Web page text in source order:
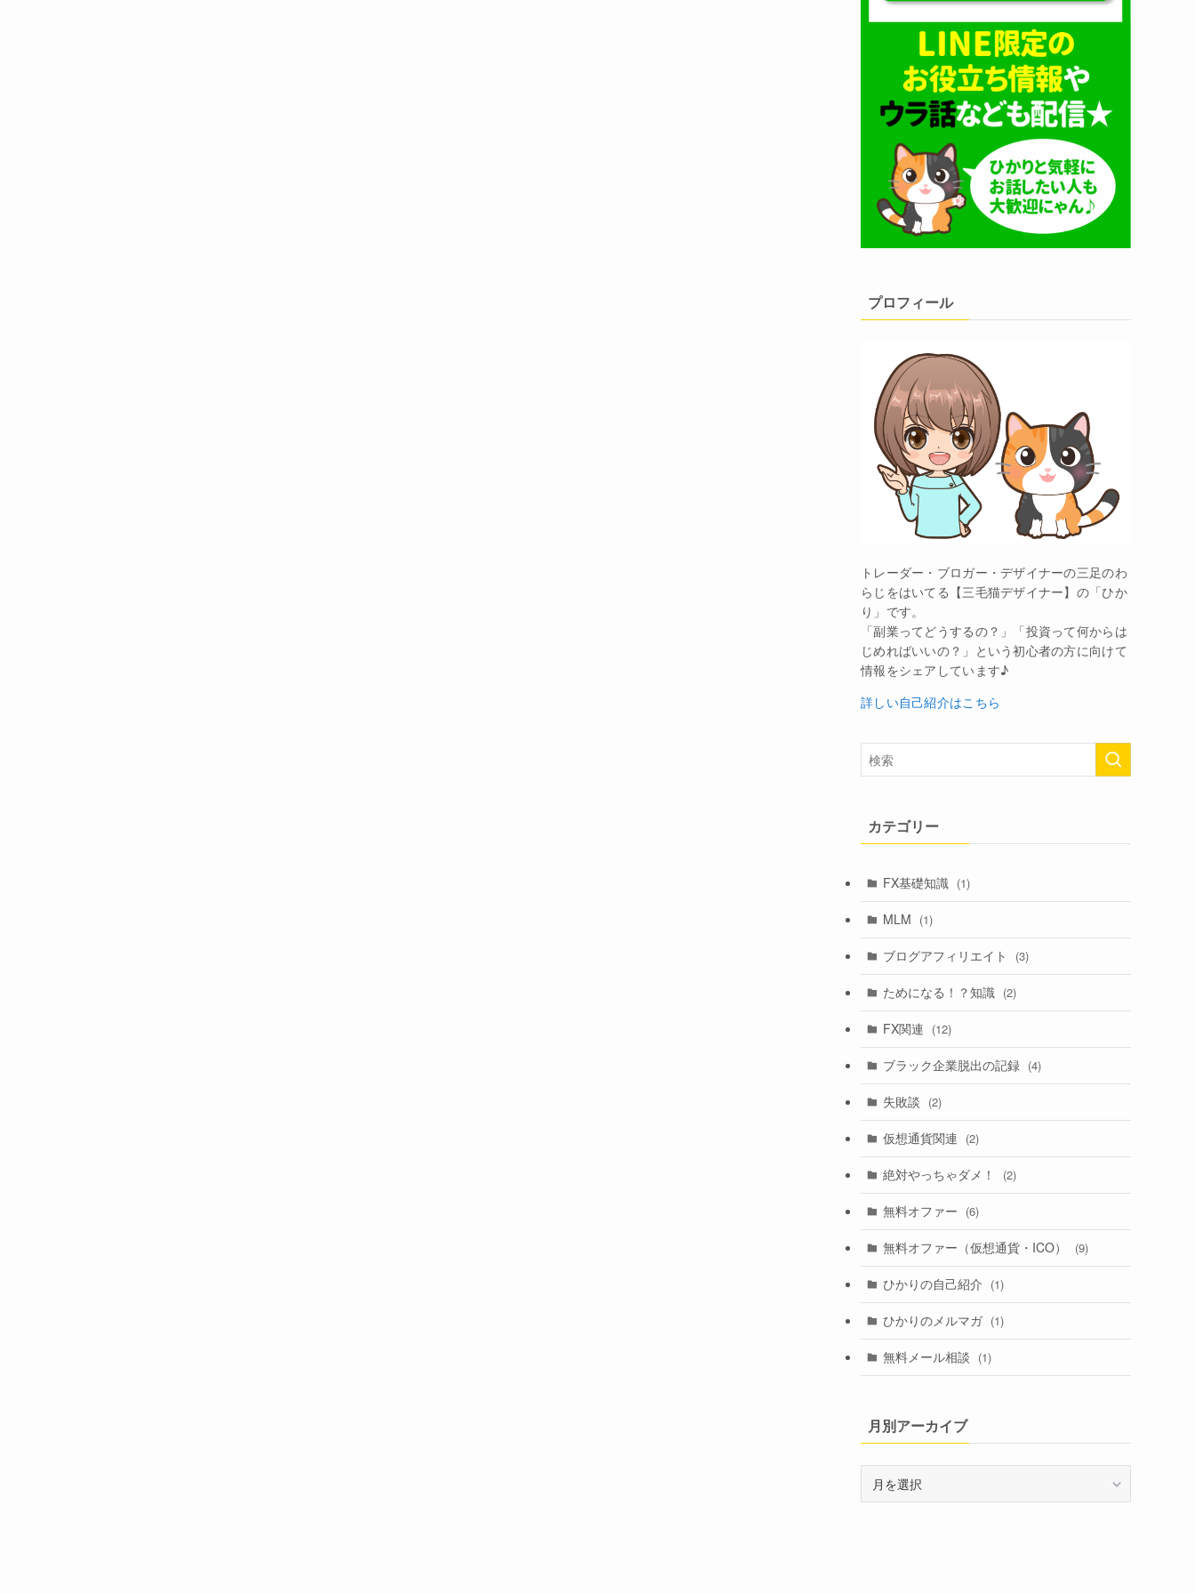
プロフィール
トレーダー・ブロガー・デザイナーの三足のわ
らじをはいてる【三毛猫デザイナー】の「ひか
り」です。
「副業ってどうするの？」「投資って何からは
じめればいいの？」という初心者の方に向けて
情報をシェアしています♪
詳しい自己紹介はこちら
カテゴリー
FX基礎知識 (1)
MLM (1)
ブログアフィリエイト (3)
ためになる！？知識 (2)
FX関連 (12)
ブラック企業脱出の記録 (4)
失敗談 (2)
仮想通貨関連 (2)
絶対やっちゃダメ！ (2)
無料オファー (6)
無料オファー（仮想通貨・ICO） (9)
ひかりの自己紹介 (1)
ひかりのメルマガ (1)
無料メール相談 (1)
月別アーカイブ